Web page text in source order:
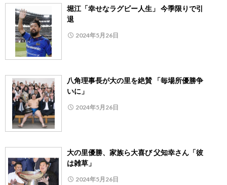
堀江「幸せなラグビー人生」 今季限りで引
退
2024年5月26日
八角理事長が大の里を絶賛 「毎場所優勝争
いに」
2024年5月26日
大の里優勝、家族ら大喜び 父知幸さん「彼
は雑草」
2024年5月26日